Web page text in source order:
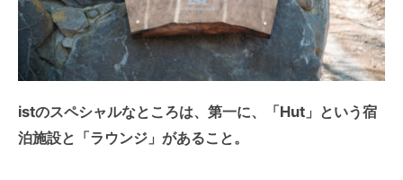
istのスペシャルなところは、第一に、「Hut」という宿
泊施設と「ラウンジ」があること。